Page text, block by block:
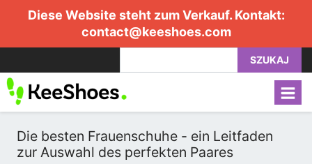
Diese Website steht zum Verkauf. Kontakt:
contact@keeshoes.com
SZUKAJ
Die besten Frauenschuhe - ein Leitfaden
zur Auswahl des perfekten Paares